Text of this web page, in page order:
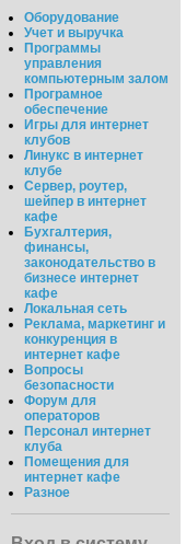
Оборудование
Учет и выручка
Программы
управления
компьютерным залом
Програмное
обеспечение
Игры для интернет
клубов
Линукс в интернет
клубе
Сервер, роутер,
шейпер в интернет
кафе
Бухгалтерия,
финансы,
законодательство в
бизнесе интернет
кафе
Локальная сеть
Реклама, маркетинг и
конкуренция в
интернет кафе
Вопросы
безопасности
Форум для
операторов
Персонал интернет
клуба
Помещения для
интернет кафе
Разное